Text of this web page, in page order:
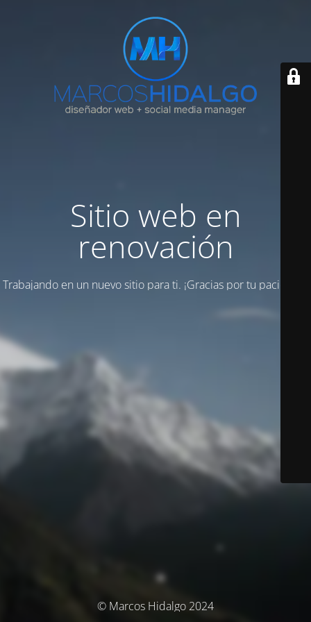
Sitio web en
renovación
Trabajando en un nuevo sitio para ti. ¡Gracias por tu paciencia!
© Marcos Hidalgo 2024